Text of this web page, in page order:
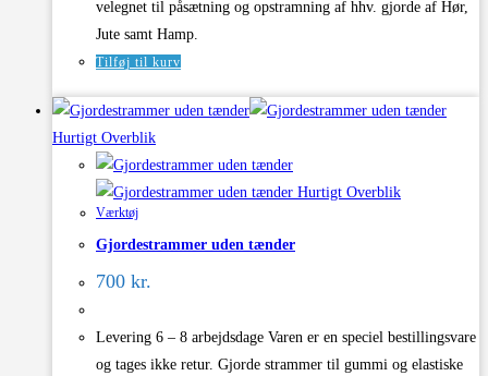
velegnet til påsætning og opstramning af hhv. gjorde af Hør,
Jute samt Hamp.
Tilføj til kurv
Hurtigt Overblik
Hurtigt Overblik
Værktøj
Gjordestrammer uden tænder
700 kr.
Levering 6 – 8 arbejdsdage Varen er en speciel bestillingsvare
og tages ikke retur. Gjorde strammer til gummi og elastiske